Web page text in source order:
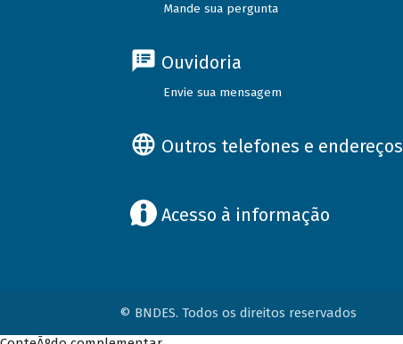
Mande sua pergunta
Ouvidoria
Envie sua mensagem
Outros telefones e endereços
Acesso à informação
© BNDES. Todos os direitos reservados